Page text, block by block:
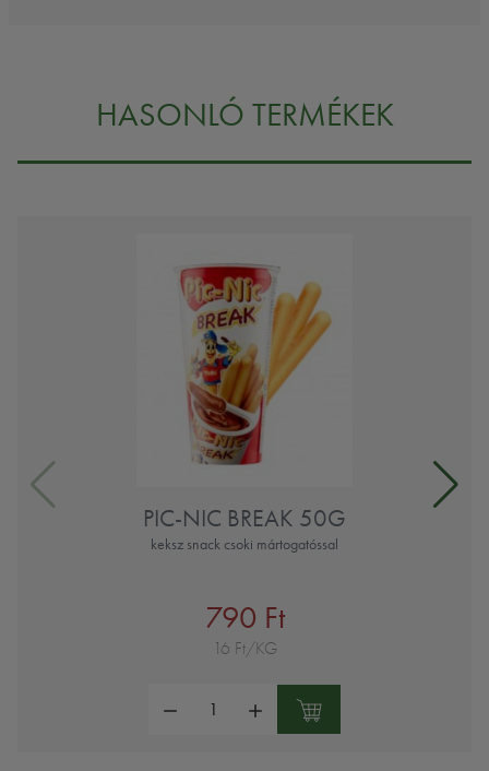
HASONLÓ TERMÉKEK
PIC-NIC BREAK 50G
keksz snack csoki mártogatóssal
790 Ft
16 Ft/KG